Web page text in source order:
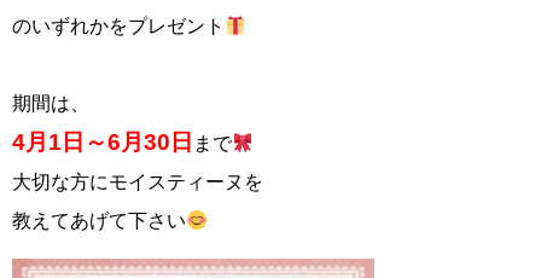
のいずれかをプレゼント
期間は、
4‏月1日～6月30日 まで
大切な方にモイスティーヌを
教えてあげて下さい